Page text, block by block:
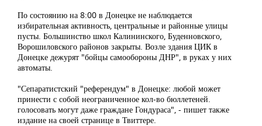
По состоянию на 8:00 в Донецке не наблюдается
избирательная активность, центральные и районные улицы
пусты. Большинство школ Калининского, Буденновского,
Ворошиловского районов закрыты. Возле здания ЦИК в
Донецке дежурят "бойцы самообороны ДНР", в руках у них
автоматы.
"Сепаратистский "референдум" в Донецке: любой может
принести с собой неограниченное кол-во бюллетеней.
голосовать могут даже граждане Гондураса", - пишет также
издание на своей странице в Твиттере.